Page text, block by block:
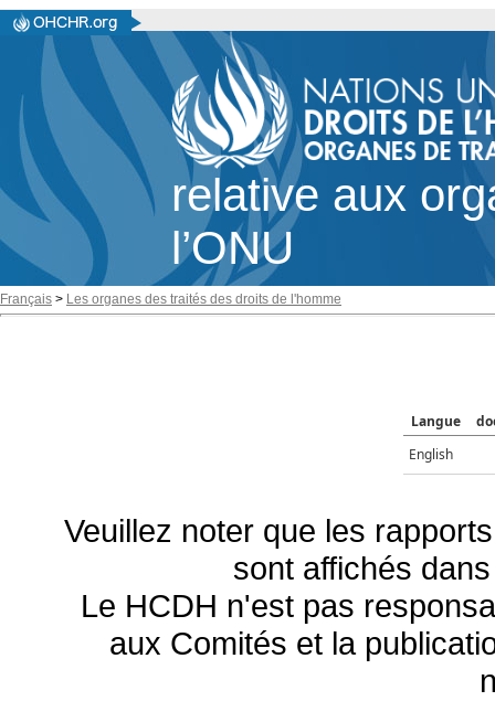
relative aux
l’ONU
Français > Les organes des traités des droits de l'homme
Langue
English
Veuillez noter que les
sont affichés
Le HCDH n'est pas
aux Comités et la